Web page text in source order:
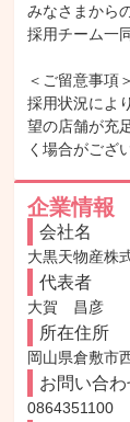
みなさまから
採用チーム一
＜ご留意事項＞
採用状況によ
望の店舗が充
く場合がござ
企業情報
会社名
大黒天物産株
代表者
大賀　昌彦
所在住所
岡山県倉敷市
お問い合
0864351100